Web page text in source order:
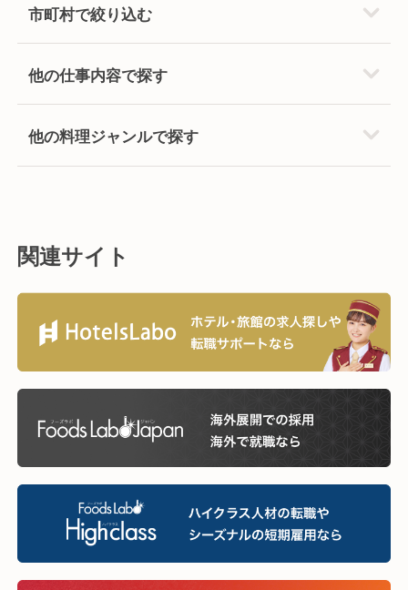
市町村で絞り込む
他の仕事内容で探す
他の料理ジャンルで探す
関連サイト